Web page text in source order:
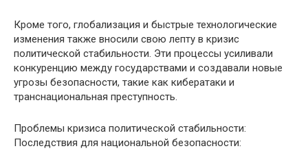
Кроме того, глобализация и быстрые технологические
изменения также вносили свою лепту в кризис
политической стабильности. Эти процессы усиливали
конкуренцию между государствами и создавали новые
угрозы безопасности, такие как кибератаки и
транснациональная преступность.
Проблемы кризиса политической стабильности:
Последствия для национальной безопасности: